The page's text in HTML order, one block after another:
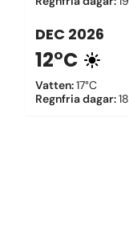
DEC 2026
12°C
Vatten:17°C
Regnfria dagar:18